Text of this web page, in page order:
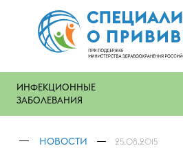
ИНФЕКЦИОННЫЕ
ЗАБОЛЕВАНИЯ
НОВОСТИ 25.08.2015